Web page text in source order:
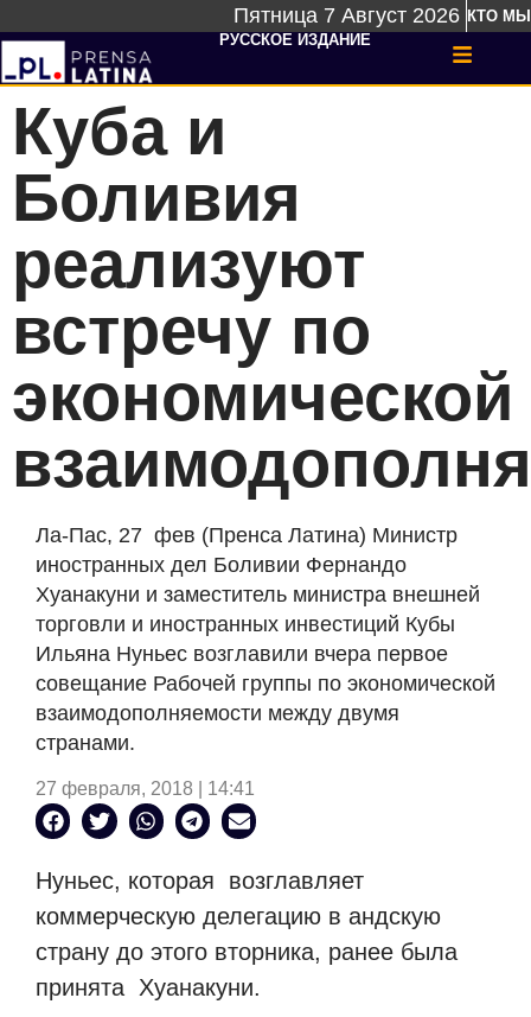
Пятница 7 Август 2026 КТО МЫ
РУССКОЕ ИЗДАНИЕ
Куба и
Боливия
реализуют
встречу по
экономической
Ла-Пас, 27 фев (Пренса Латина) Министр
иностранных дел Боливии Фернандо
Хуанакуни и заместитель министра внешней
торговли и иностранных инвестиций Кубы
Ильяна Нуньес возглавили вчера первое
совещание Рабочей группы по экономической
взаимодополняемости между двумя
странами.
27 февраля, 2018 | 14:41
Нуньес, которая возглавляет
коммерческую делегацию в андскую
страну до этого вторника, ранее была
принята Хуанакуни.